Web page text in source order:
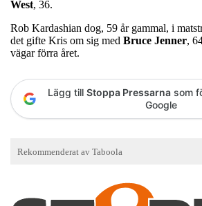
West, 36.
Rob Kardashian dog, 59 år gammal, i
det gifte Kris om sig med Bruce Jenner,
vägar förra året.
Lägg till Stoppa Pressarna som
Google